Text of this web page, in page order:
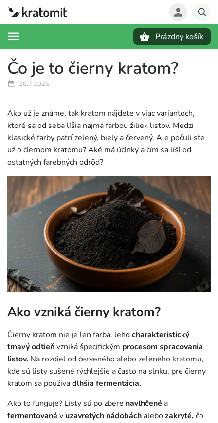
Prázdny košík
Čo je to čierny kratom?
28.7.2025
Ako už je známe, tak kratom nájdete v viac variantoch,
ktoré sa od seba líšia najmä farbou žiliek listov. Medzi
klasické farby patrí zelený, biely a červený. Ale počuli ste
už o čiernom kratomu? Aké má účinky a čím sa líši od
ostatných farebných odrôd?
Ako vzniká čierny kratom?
Čierny kratom nie je len farba. Jehocharakteristický
tmavý odtieňvzniká špecifickým procesom spracovania
listov. Na rozdiel od červeného alebo zeleného kratomu,
kde sú listy sušené rýchlejšie a často na slnku, pre čierny
kratom sa používadlhšia fermentácia.
Ako to funguje? Listy sú po zbere navlhčené a
fermentované v uzavretých nádobách alebozakryté,čo